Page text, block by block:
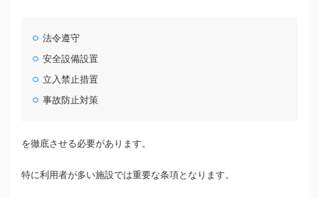
法令遵守
安全設備設置
立入禁止措置
事故防止対策
を徹底させる必要があります。
特に利用者が多い施設では重要な条項となります。